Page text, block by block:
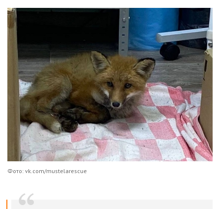
Фото: vk.com/mustelarescue